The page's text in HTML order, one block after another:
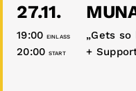
27.11.
EINLASS
19:00
START
20:00
„Gets so
+